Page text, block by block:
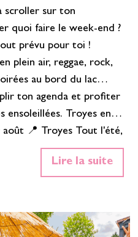
scroller sur ton
quoi faire le week-end ?
prévu pour toi !
plein air, reggae, rock,
au bord du lac…
ton agenda et profiter
ensoleillées. Troyes en
août 📍 Troyes Tout l'été,
transforme en scène à
artistes locaux et
Lire la suite